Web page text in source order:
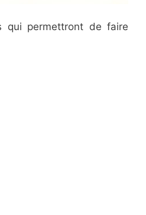
qui permettront de faire